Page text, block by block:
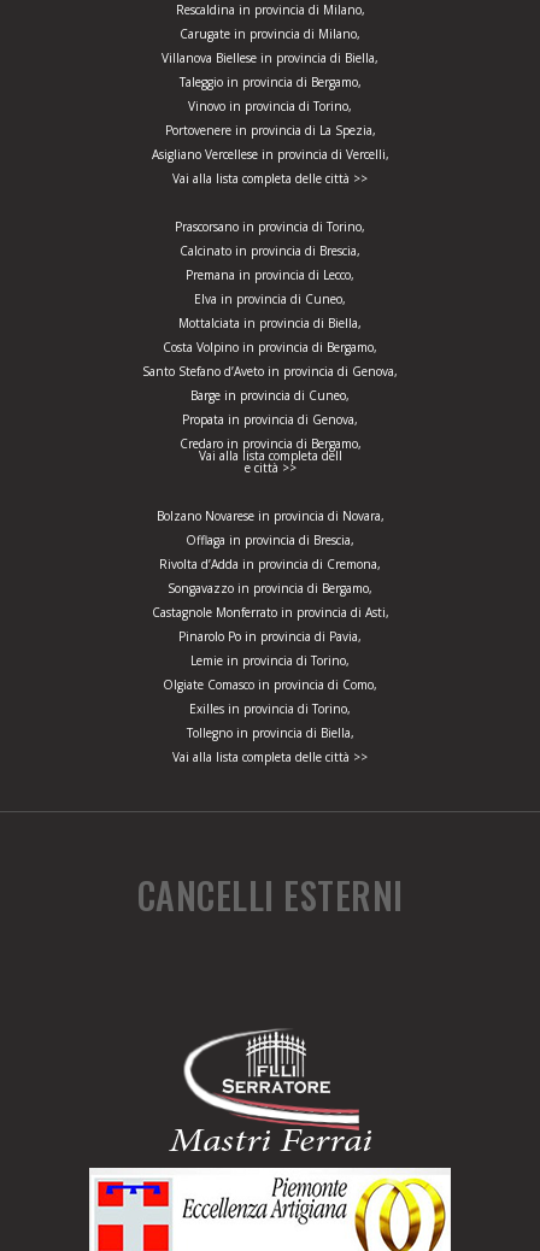
Rescaldina in provincia di Milano,
Carugate in provincia di Milano,
Villanova Biellese in provincia di Biella,
Taleggio in provincia di Bergamo,
Vinovo in provincia di Torino,
Portovenere in provincia di La Spezia,
Asigliano Vercellese in provincia di Vercelli,
Vai alla lista completa delle città >>
Prascorsano in provincia di Torino,
Calcinato in provincia di Brescia,
Premana in provincia di Lecco,
Elva in provincia di Cuneo,
Mottalciata in provincia di Biella,
Costa Volpino in provincia di Bergamo,
Santo Stefano d’Aveto in provincia di Genova,
Barge in provincia di Cuneo,
Propata in provincia di Genova,
Credaro in provincia di Bergamo,
Vai alla lista completa dell
e città >>
Bolzano Novarese in provincia di Novara,
Offlaga in provincia di Brescia,
Rivolta d’Adda in provincia di Cremona,
Songavazzo in provincia di Bergamo,
Castagnole Monferrato in provincia di Asti,
Pinarolo Po in provincia di Pavia,
Lemie in provincia di Torino,
Olgiate Comasco in provincia di Como,
Exilles in provincia di Torino,
Tollegno in provincia di Biella,
Vai alla lista completa delle città >>
CANCELLI ESTERNI